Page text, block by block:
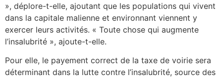
», déplore-t-elle, ajoutant que les populations qui vivent
dans la capitale malienne et environnant viennent y
exercer leurs activités. « Toute chose qui augmente
l’insalubrité », ajoute-t-elle.
Pour elle, le payement correct de la taxe de voirie sera
déterminant dans la lutte contre l’insalubrité, source des